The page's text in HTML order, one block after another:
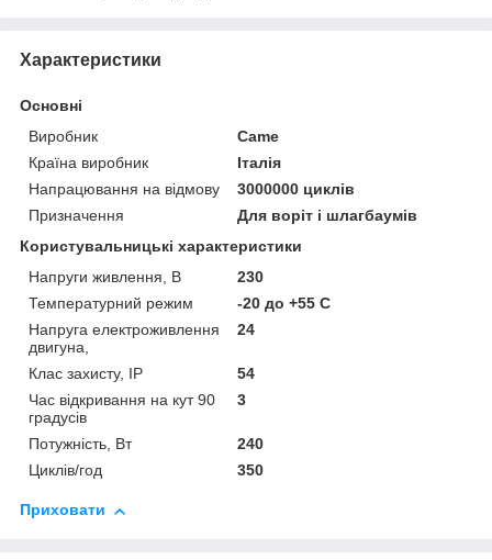
Характеристики
Основні
Виробник
Came
Країна виробник
Італія
Напрацювання на відмову
3000000 циклів
Призначення
Для воріт і шлагбаумів
Користувальницькі характеристики
Напруги живлення, В
230
Температурний режим
-20 до +55 С
Напруга електроживлення
двигуна,
24
Клас захисту, IP
54
Час відкривання на кут 90
градусів
3
Потужність, Вт
240
Циклів/год
350
Приховати